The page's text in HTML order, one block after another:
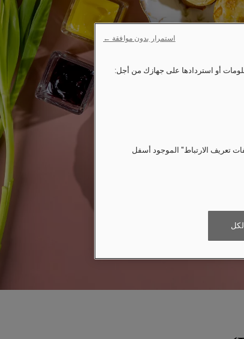
تعريف الارتباط" الموجود أسفل
استمرار بدون موافقة ←